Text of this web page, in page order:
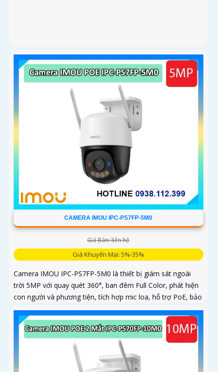
CAMERA IMOU IPC-PS7FP-5M0
Giá Bán: liên hệ
Giá Khuyến Mại: 5%-35%
Camera IMOU IPC-PS7FP-5M0 là thiết bị giám sát ngoài
trời 5MP với quay quét 360°, ban đêm Full Color, phát hiện
con người và phương tiện, tích hợp mic loa, hỗ trợ PoE, bảo
vệ an ninh toàn diện